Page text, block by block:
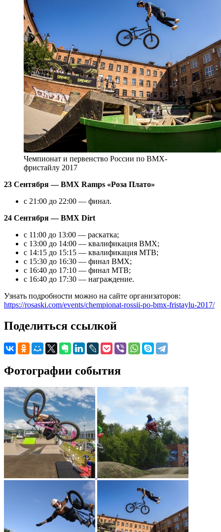
Чемпионат и первенство России по BMX-
фристайлу 2017
23 Сентября — BMX Ramps «Роза Плато»
с 21:00 до 22:00 — финал.
24 Сентября — BMX Dirt
с 11:00 до 13:00 — раскатка;
с 13:00 до 14:00 — квалификация BMX;
с 14:15 до 15:15 — квалификация MTB;
с 15:30 до 16:30 — финал BMX;
с 16:40 до 17:10 — финал MTB;
с 16:40 до 17:30 — награждение.
Узнать подробности можно на сайте организаторов:
https://rosaski.com/events/chempionat-rossii-po-bmx-fristaylu-2017/
Поделиться ссылкой
Фотографии события